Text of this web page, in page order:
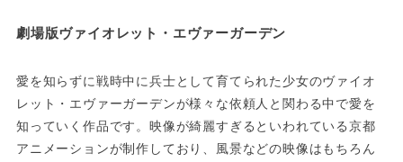
劇場版ヴァイオレット・エヴァーガーデン
愛を知らずに戦時中に兵士として育てられた少女のヴァイオ
レット・エヴァーガーデンが様々な依頼人と関わる中で愛を
知っていく作品です。映像が綺麗すぎるといわれている京都
アニメーションが制作しており、風景などの映像はもちろん